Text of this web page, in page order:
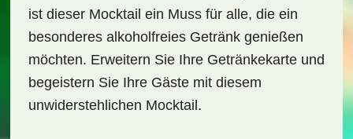
ist dieser Mocktail ein Muss für alle, die ein
besonderes alkoholfreies Getränk genießen
möchten. Erweitern Sie Ihre Getränkekarte und
begeistern Sie Ihre Gäste mit diesem
unwiderstehlichen Mocktail.